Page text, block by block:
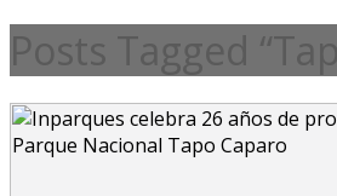
Posts Tagged